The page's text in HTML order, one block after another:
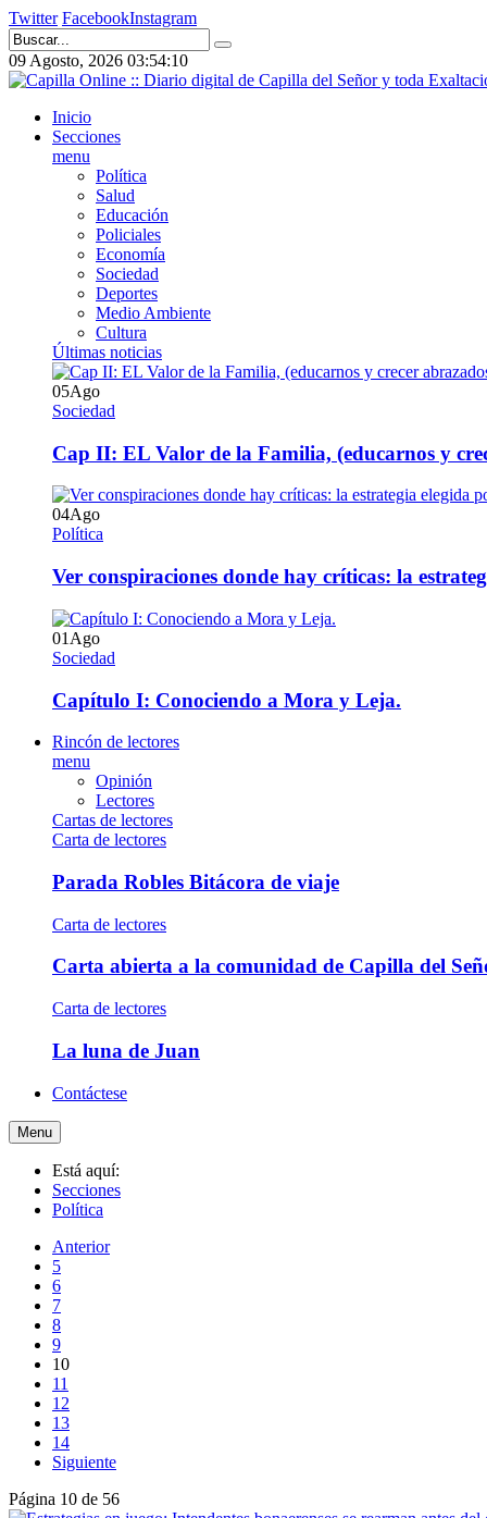
Twitter FacebookInstagram
09 Agosto, 2026 03:54:11
Inicio
Secciones
menu
Política
Salud
Educación
Policiales
Economía
Sociedad
Deportes
Medio Ambiente
Cultura
Últimas noticias
05Ago
Sociedad
Cap II: EL Valor de la Familia, (educarnos y
04Ago
Política
Ver conspiraciones donde hay críticas: la
01 Ago
Sociedad
Capítulo I: Conociendo a Mora y Leja.
Rincón de lectores
menu
Opinión
Lectores
Cartas de lectores
Carta de lectores
Parada Robles Bitácora de viaje
Carta de lectores
Carta abierta a la comunidad de Capilla del
Carta de lectores
La luna de Juan
Contáctese
Menu
Está aquí:
Secciones
Política
Anterior
5
6
7
8
9
10
11
12
13
14
Siguiente
Página 10 de 56